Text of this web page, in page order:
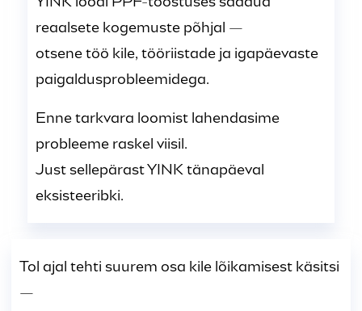
reaalsete kogemuste põhjal —
otsene töö kile, tööriistade ja igapäevaste
paigaldusprobleemidega.
Enne tarkvara loomist lahendasime
probleeme raskel viisil.
Just sellepärast YINK tänapäeval
eksisteeribki.
Tol ajal tehti suurem osa kile lõikamisest käsitsi
—